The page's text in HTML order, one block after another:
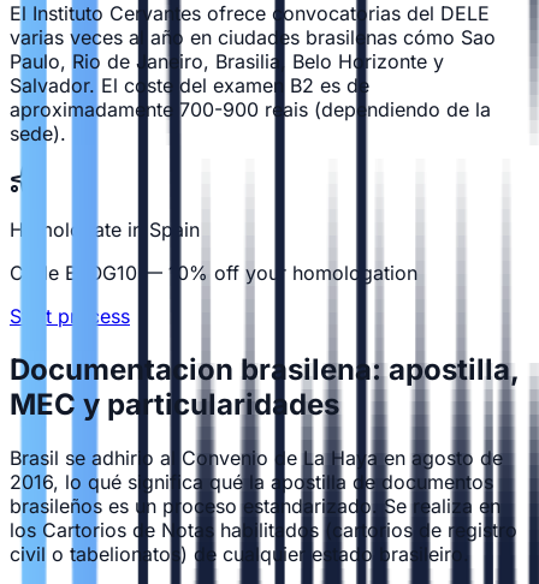
El Instituto Cervantes ofrece convocatorias del DELE
varias veces al año en ciudades brasilenas cómo Sao
Paulo, Rio de Janeiro, Brasilia, Belo Horizonte y
Salvador. El coste del examen B2 es de
aproximadamente 700-900 reais (dependiendo de la
sede).
Homologate in Spain
Code BLOG10 — 10% off your homologation
Start process
Documentacion brasilena: apostilla,
MEC y particularidades
Brasil se adhirio al Convenio de La Haya en agosto de
2016, lo qué significa qué la apostilla de documentos
brasileños es un proceso estandarizado. Se realiza en
los Cartorios de Notas habilitados (cartorios de registro
civil o tabelionatos) de cualquier estado brasileiro.